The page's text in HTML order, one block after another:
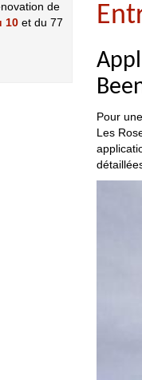
de
10 et du 77
Pour
Les